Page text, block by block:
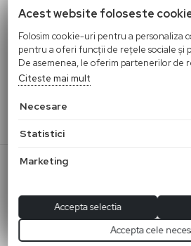
Termeni si conditii
Politica de confidentialitate
Politica Cookies
Politica de retur
Acest website foloseste
Folosim cookie-uri pentru a personaliza
pentru a oferi funcții de rețele sociale și
De asemenea, le oferim partenerilor de
publicitate și de analize informații cu
folosiți site-ul nostru. Aceștia le pot
oferite de dvs. sau culese în urma folosirii
Citeste mai mult
Necesare
Statistici
Marketing
Accepta cele
Accepta selectia